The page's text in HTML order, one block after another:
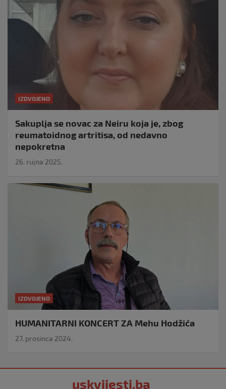
IZDVOJENO
Sakuplja se novac za Neiru koja je, zbog
reumatoidnog artritisa, od nedavno
nepokretna
26. rujna 2025.
IZDVOJENO
HUMANITARNI KONCERT ZA Mehu Hodžića
27. prosinca 2024.
uskvijesti.ba